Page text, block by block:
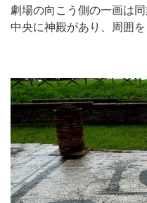
劇場の向こう側の一画は
中央に神殿があり、周囲